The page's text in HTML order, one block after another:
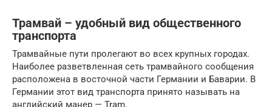
Трамвай – удобный вид общественного
транспорта
Трамвайные пути пролегают во всех крупных городах.
Наиболее разветвленная сеть трамвайного сообщения
расположена в восточной части Германии и Баварии. В
Германии этот вид транспорта принято называть на
английский манер — Tram.